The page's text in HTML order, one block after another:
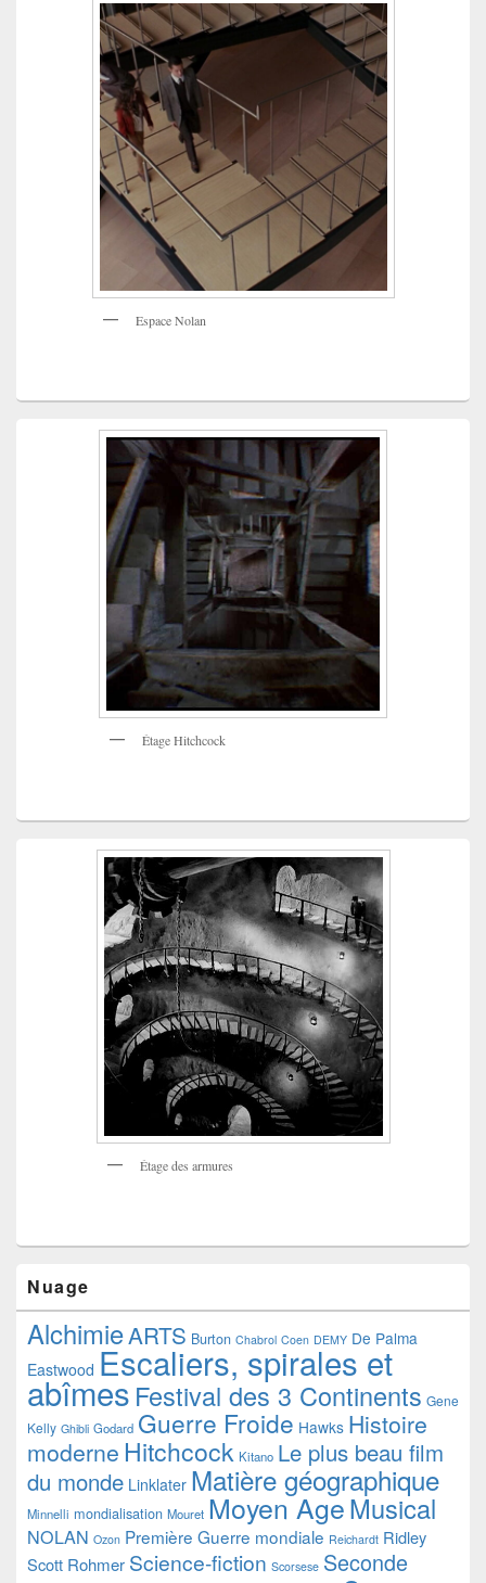
Espace Nolan
Étage Hitchcock
Étage des armures
Nuage
AlchimieARTS Burton Chabrol Coen DEMY De Palma
Eastwood Escaliers, spirales et
abîmes Festival des 3 Continents Gene
Kelly Ghibli Godard Guerre Froide Hawks Histoire
moderne Hitchcock Kitano Le plus beau film
du monde Linklater Matière géographique
Minnelli mondialisation Mouret Moyen AgeMusical
NOLAN Ozon Première Guerre mondiale Reichardt Ridley
Scott Rohmer Science-fiction Scorsese Seconde